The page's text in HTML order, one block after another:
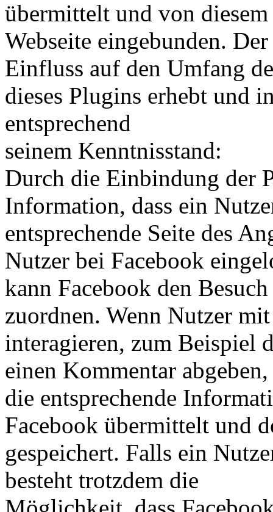
übermittelt und von
Webseite eingebunden.
Einfluss auf den Umfang
dieses Plugins erhebt und
entsprechend
seinem Kenntnisstand:
Durch die Einbindung der
Information, dass ein
entsprechende Seite des
Nutzer bei Facebook
kann Facebook den
zuordnen. Wenn Nutzer
interagieren, zum Beispiel
einen Kommentar
die entsprechende
Facebook übermittelt und
gespeichert. Falls ein
besteht trotzdem die